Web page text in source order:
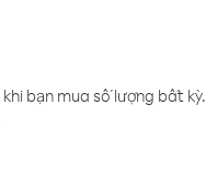
bạn mua số lượng bất